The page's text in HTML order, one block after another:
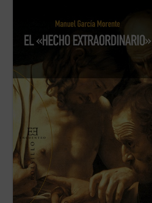
filósofos españoles más importantes del
siglo XX, relata magistralmente, en una
carta enviada a su amigo el P. José María
extraordinario» de su conversión,